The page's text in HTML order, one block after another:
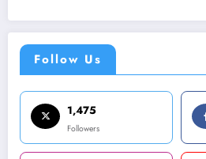
Follow Us
1,475
Followers